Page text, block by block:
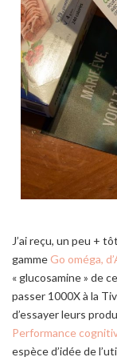
J’ai reçu, un peu +
gamme Go oméga,
« glucosamine » de
passer 1000X à la
d’essayer leurs
Performance
espèce d’idée de